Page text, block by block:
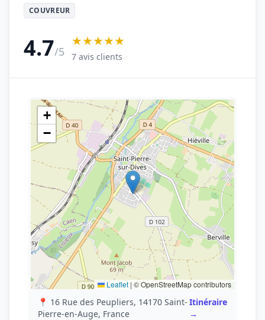
COUVREUR
4.7/5
★★★★★
7 avis clients
+
−
Leaflet | © OpenStreetMap contributors
📍 16 Rue des Peupliers, 14170 Saint-
Pierre-en-Auge, France
Itinéraire
→